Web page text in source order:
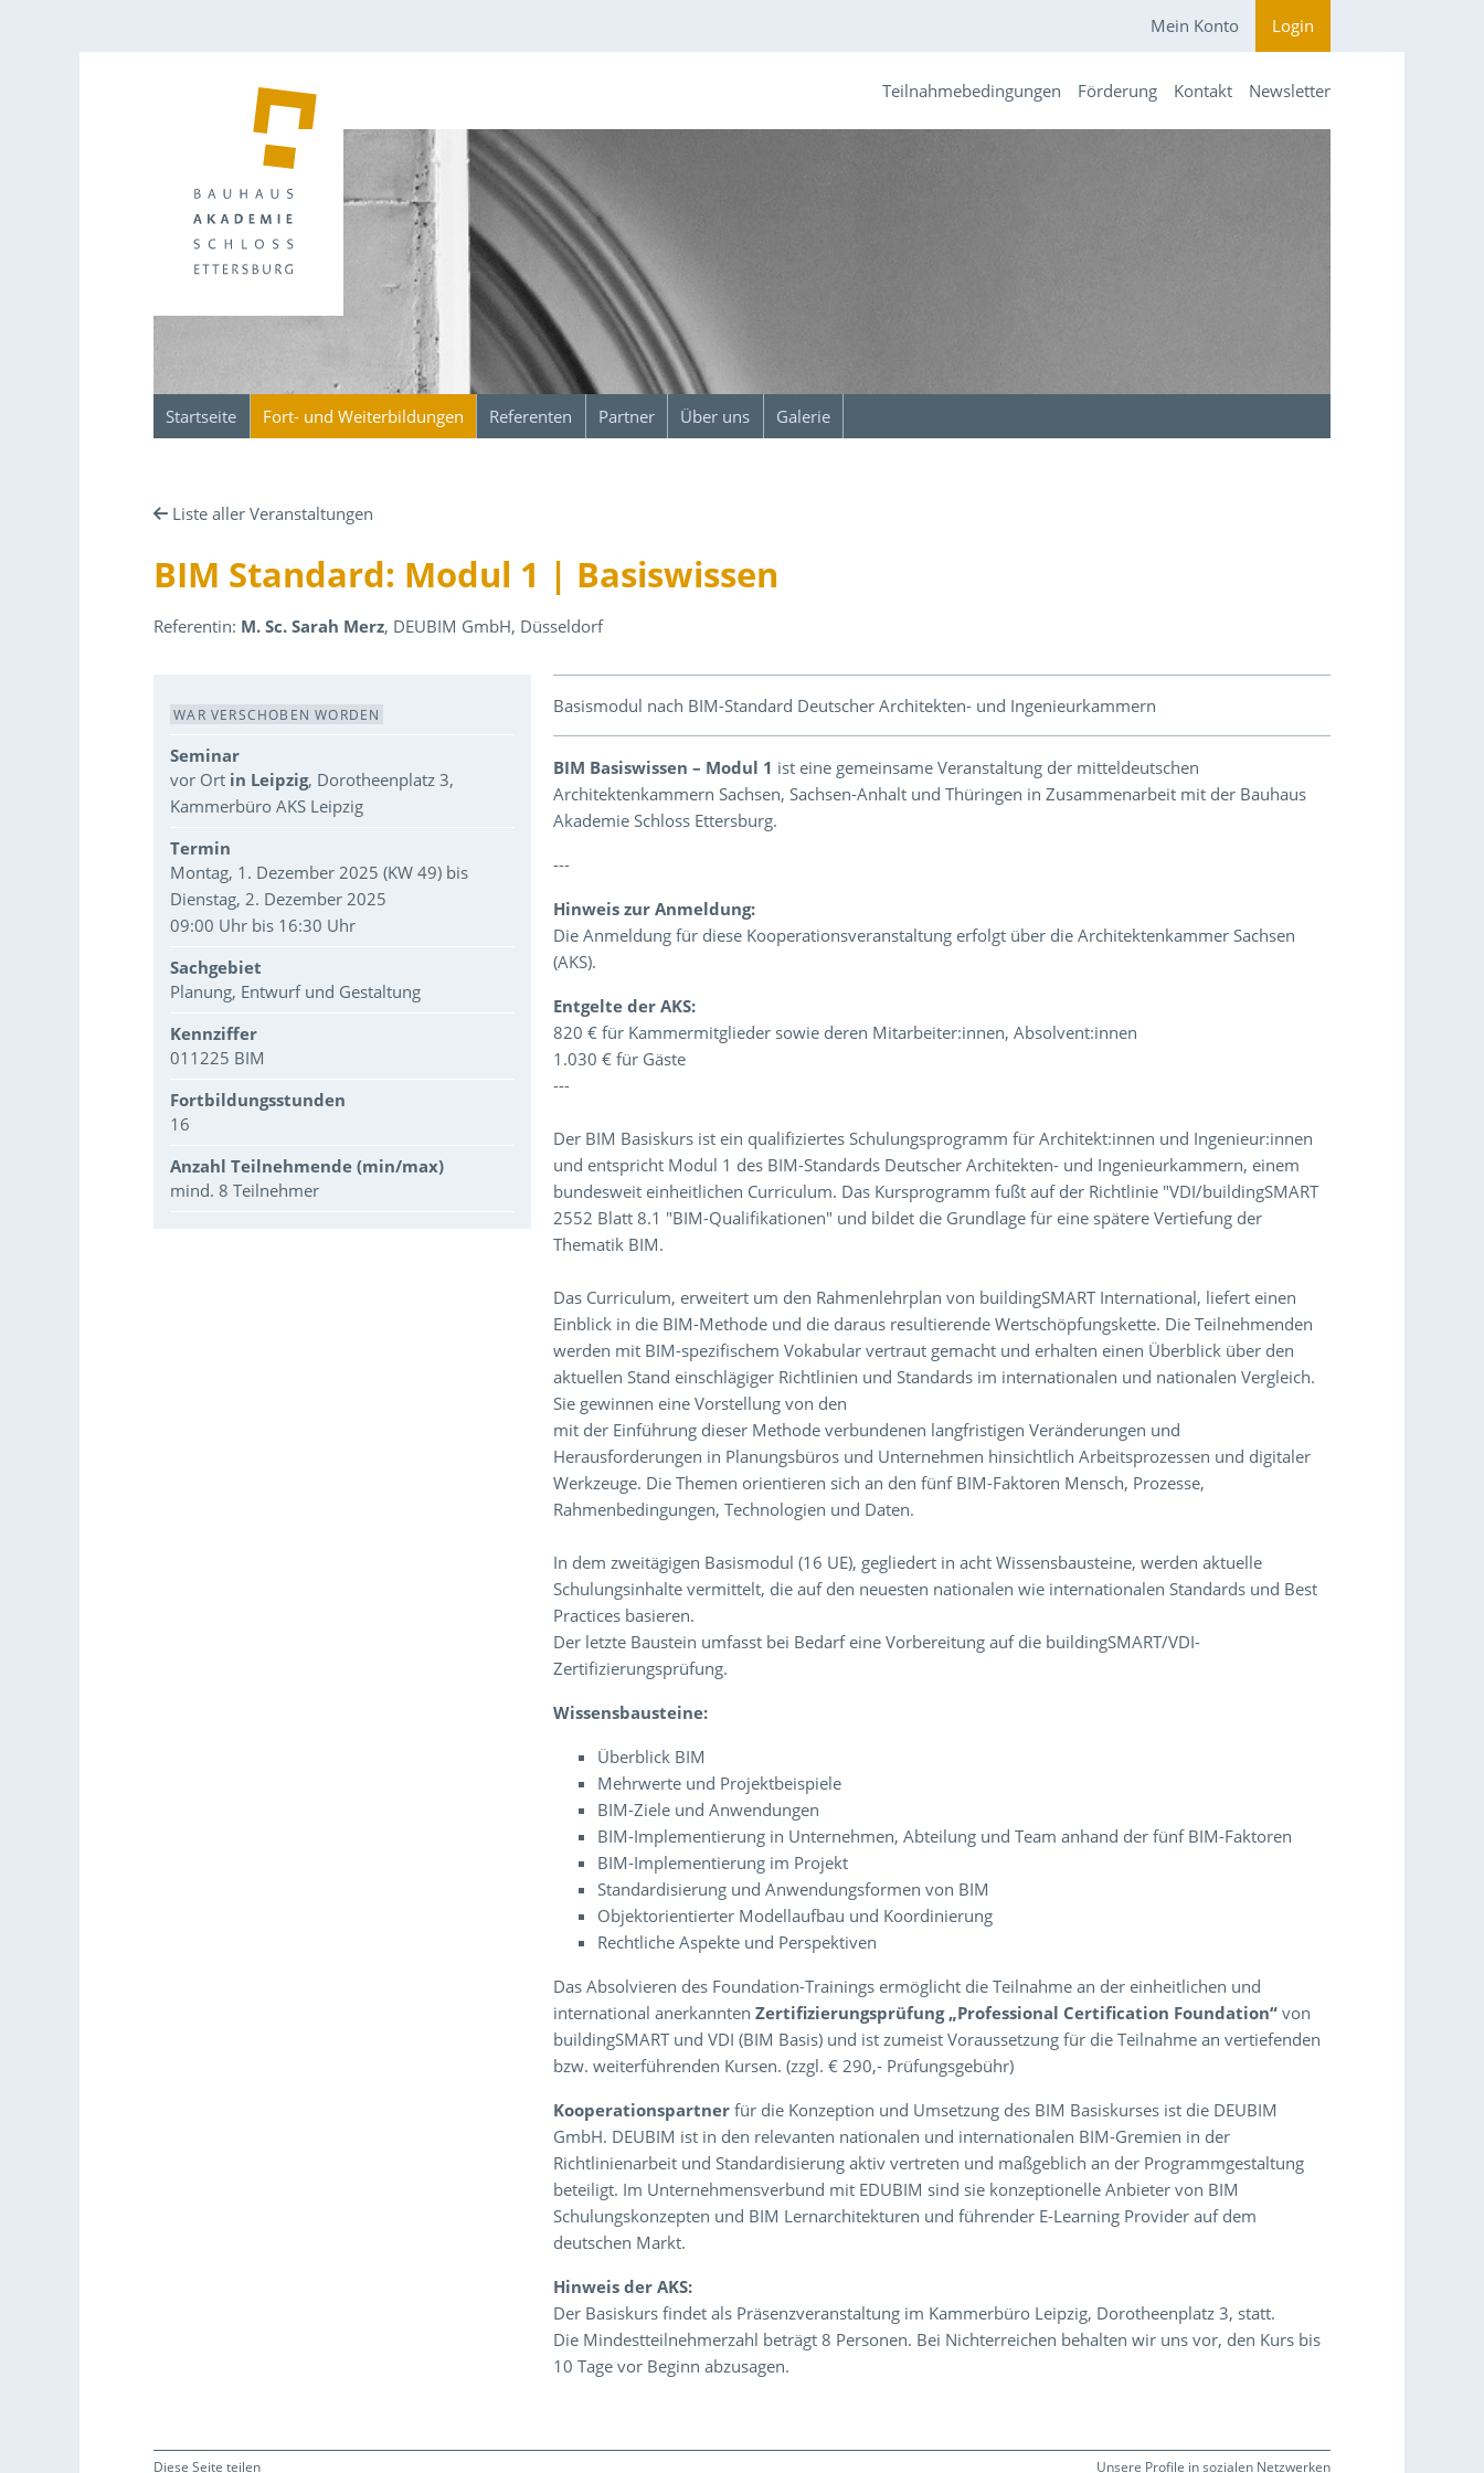
Mein Konto Login
Startseite Fort- und Weiterbildungen Referenten Partner Über uns Galerie
Teilnahmebedingungen Förderung Kontakt Newsletter
Liste aller Veranstaltungen
BIM Standard: Modul 1 | Basiswissen
Referentin: M. Sc. Sarah Merz, DEUBIM GmbH, Düsseldorf
Veranstaltungsdaten
WAR VERSCHOBEN WORDEN
Seminar
vor Ort in Leipzig, Dorotheenplatz 3,
Kammerbüro AKS Leipzig
Termin
Montag, 1. Dezember 2025 (KW 49) bis
Dienstag, 2. Dezember 2025
09:00 Uhr bis 16:30 Uhr
Sachgebiet
Planung, Entwurf und Gestaltung
Kennziffer
011225 BIM
Fortbildungsstunden
16
Anzahl Teilnehmende (min/max)
mind. 8 Teilnehmer
Basismodul nach BIM-Standard Deutscher Architekten- und Ingenieurkammern
BIM Basiswissen – Modul 1 ist eine gemeinsame Veranstaltung der mitteldeutschen
Architektenkammern Sachsen, Sachsen-Anhalt und Thüringen in Zusammenarbeit mit der Bauhaus
Akademie Schloss Ettersburg.
---
Hinweis zur Anmeldung:
Die Anmeldung für diese Kooperationsveranstaltung erfolgt über die Architektenkammer Sachsen
(AKS).
Entgelte der AKS:
820 € für Kammermitglieder sowie deren Mitarbeiter:innen, Absolvent:innen
1.030 € für Gäste
---
Der BIM Basiskurs ist ein qualifiziertes Schulungsprogramm für Architekt:innen und Ingenieur:innen
und entspricht Modul 1 des BIM-Standards Deutscher Architekten- und Ingenieurkammern, einem
bundesweit einheitlichen Curriculum. Das Kursprogramm fußt auf der Richtlinie "VDI/buildingSMART
2552 Blatt 8.1 "BIM-Qualifikationen" und bildet die Grundlage für eine spätere Vertiefung der
Thematik BIM.
Das Curriculum, erweitert um den Rahmenlehrplan von buildingSMART International, liefert einen
Einblick in die BIM-Methode und die daraus resultierende Wertschöpfungskette. Die Teilnehmenden
werden mit BIM-spezifischem Vokabular vertraut gemacht und erhalten einen Überblick über den
aktuellen Stand einschlägiger Richtlinien und Standards im internationalen und nationalen Vergleich.
Sie gewinnen eine Vorstellung von den
mit der Einführung dieser Methode verbundenen langfristigen Veränderungen und
Herausforderungen in Planungsbüros und Unternehmen hinsichtlich Arbeitsprozessen und digitaler
Werkzeuge. Die Themen orientieren sich an den fünf BIM-Faktoren Mensch, Prozesse,
Rahmenbedingungen, Technologien und Daten.
In dem zweitägigen Basismodul (16 UE), gegliedert in acht Wissensbausteine, werden aktuelle
Schulungsinhalte vermittelt, die auf den neuesten nationalen wie internationalen Standards und Best
Practices basieren.
Der letzte Baustein umfasst bei Bedarf eine Vorbereitung auf die buildingSMART/VDI-
Zertifizierungsprüfung.
Wissensbausteine:
Überblick BIM
Mehrwerte und Projektbeispiele
BIM-Ziele und Anwendungen
BIM-Implementierung in Unternehmen, Abteilung und Team anhand der fünf BIM-Faktoren
BIM-Implementierung im Projekt
Standardisierung und Anwendungsformen von BIM
Objektorientierter Modellaufbau und Koordinierung
Rechtliche Aspekte und Perspektiven
Das Absolvieren des Foundation-Trainings ermöglicht die Teilnahme an der einheitlichen und
international anerkanntenZertifizierungsprüfung „Professional Certification Foundation“ von
buildingSMART und VDI (BIM Basis) und ist zumeist Voraussetzung für die Teilnahme an vertiefenden
bzw. weiterführenden Kursen. (zzgl. € 290,- Prüfungsgebühr)
Kooperationspartnerfür die Konzeption und Umsetzung des BIM Basiskurses ist die DEUBIM
GmbH. DEUBIM ist in den relevanten nationalen und internationalen BIM-Gremien in der
Richtlinienarbeit und Standardisierung aktiv vertreten und maßgeblich an der Programmgestaltung
beteiligt. Im Unternehmensverbund mit EDUBIM sind sie konzeptionelle Anbieter von BIM
Schulungskonzepten und BIM Lernarchitekturen und führender E-Learning Provider auf dem
deutschen Markt.
Hinweis der AKS:
Der Basiskurs findet als Präsenzveranstaltung im Kammerbüro Leipzig, Dorotheenplatz 3, statt.
Die Mindestteilnehmerzahl beträgt 8 Personen. Bei Nichterreichen behalten wir uns vor, den Kurs bis
10 Tage vor Beginn abzusagen.
Diese Seite teilen Unsere Profile in sozialen Netzwerken